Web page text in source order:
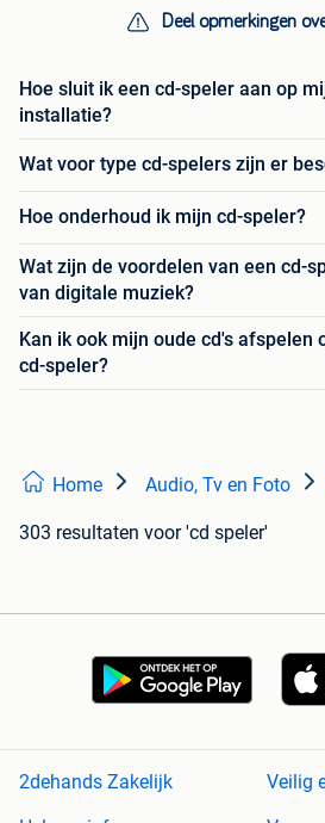
Deel opmerkingen
Hoe sluit ik een cd-speler aan op
installatie?
Wat voor type cd-spelers zijn er
Hoe onderhoud ik mijn cd-speler?
Wat zijn de voordelen van een cd-
van digitale muziek?
Kan ik ook mijn oude cd's afspelen
cd-speler?
Home Audio, Tv en Foto
303 resultaten voor 'cd speler'
2dehands Zakelijk
Veilig